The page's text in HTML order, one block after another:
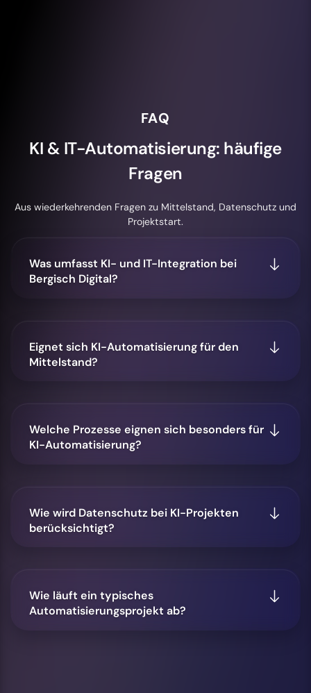
FAQ
KI & IT-Automatisierung: häufige
Fragen
Aus wiederkehrenden Fragen zu Mittelstand, Datenschutz und
Projektstart.
Was umfasst KI- und IT-Integration bei
Bergisch Digital?
Eignet sich KI-Automatisierung für den
Mittelstand?
Welche Prozesse eignen sich besonders für
KI-Automatisierung?
Wie wird Datenschutz bei KI-Projekten
berücksichtigt?
Wie läuft ein typisches
Automatisierungsprojekt ab?